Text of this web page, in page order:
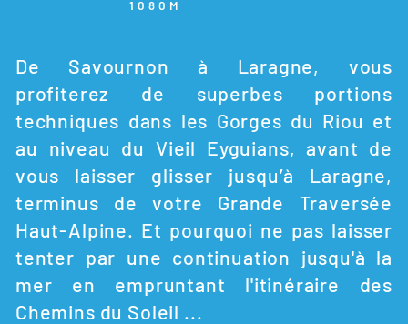
1080M
De Savournon à Laragne, vous
profiterez de superbes portions
techniques dans les Gorges du Riou et
au niveau du Vieil Eyguians, avant de
vous laisser glisser jusqu’à Laragne,
terminus de votre Grande Traversée
Haut-Alpine. Et pourquoi ne pas laisser
tenter par une continuation jusqu'à la
mer en empruntant l'itinéraire des
Chemins du Soleil ...